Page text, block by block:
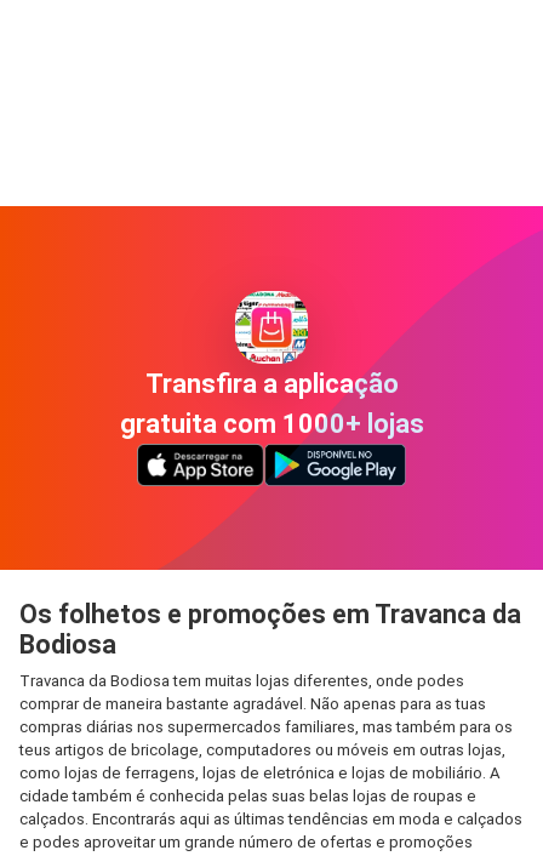
Transfira a aplicação
gratuita com 1000+ lojas
Os folhetos e promoções em Travanca da
Bodiosa
Travanca da Bodiosa tem muitas lojas diferentes, onde podes
comprar de maneira bastante agradável. Não apenas para as tuas
compras diárias nos supermercados familiares, mas também para os
teus artigos de bricolage, computadores ou móveis em outras lojas,
como lojas de ferragens, lojas de eletrónica e lojas de mobiliário. A
cidade também é conhecida pelas suas belas lojas de roupas e
calçados. Encontrarás aqui as últimas tendências em moda e calçados
e podes aproveitar um grande número de ofertas e promoções